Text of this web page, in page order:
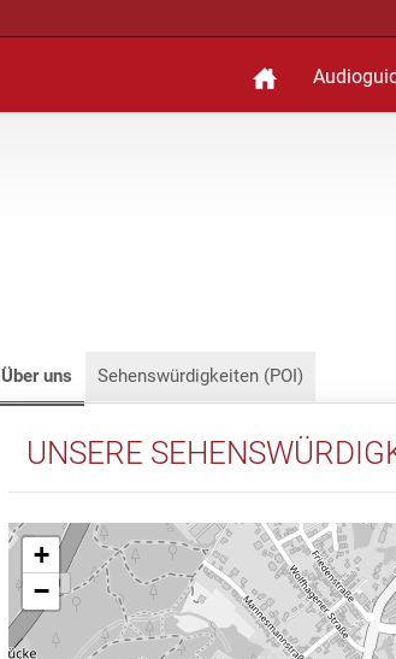
Über uns Sehenswürdigkeiten (POI)
UNSERE
+
−